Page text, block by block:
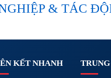
& TÁC
KẾT NHANH